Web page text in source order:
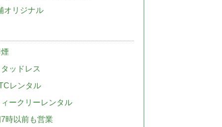
オリジナル
ッドレス
レンタル
ークリーレンタル
時以前も営業